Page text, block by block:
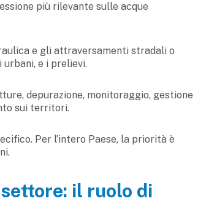
più rilevante sulle acque
e gli attraversamenti stradali o
e i prelievi.
depurazione, monitoraggio, gestione
sui territori.
Per l’intero Paese, la priorità è
il ruolo di